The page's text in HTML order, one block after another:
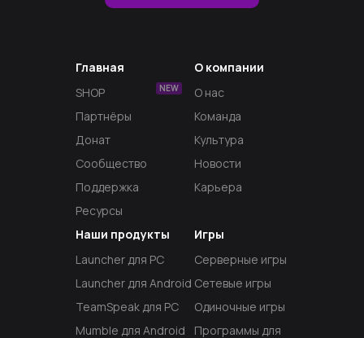
Главная
SHOP
NEW
Партнёры
Донат
Сообщество
Поддержка
Ресурсы
Наши продукты
Launcher для PC
Launcher для Android
TeamSpeak для PC
Mumble для Android
Игры
Серверные игры
Сетевые игры
Одиночные игры
Программы для
О компании
О нас
Команда
Культура
Новости
Карьера